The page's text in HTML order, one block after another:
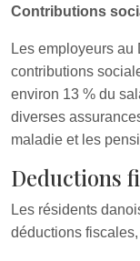
Contributions
Les employeurs
contributions
environ 13 % du
diverses
maladie et les
Deductions
Les résidents
déductions